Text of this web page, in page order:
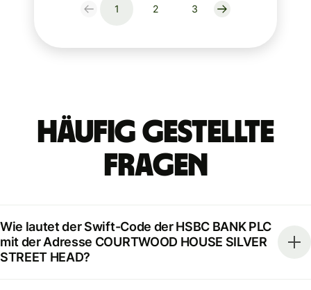
1 2 3
Häufig gestellte
Fragen
Wie lautet der Swift-Code der HSBC BANK PLC
mit der Adresse COURTWOOD HOUSE SILVER
STREET HEAD?